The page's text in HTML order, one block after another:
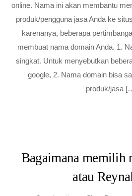
online. Nama ini akan membantu
produk/pengguna jasa Anda ke
karenanya, beberapa
membuat nama domain Anda. 1.
singkat. Untuk menyebutkan
google, 2. Nama domain bisa
produk/jasa
Bagaimana memilih
atau